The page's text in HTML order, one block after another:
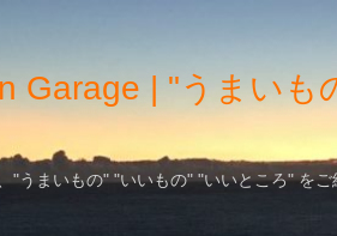
Garage | "うまい
"うまいもの" "いいもの" "いいところ" を